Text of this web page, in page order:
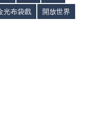
光布袋戲
開放世界